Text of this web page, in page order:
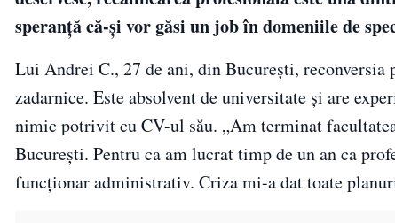
speranţă că-şi vor găsi un job în domeniile de
Lui Andrei C., 27 de ani, din Bucureşti, reconversia
zadarnice. Este absolvent de universitate şi are
nimic potrivit cu CV-ul său. „Am terminat
Bucureşti. Pentru ca am lucrat timp de un an ca
funcţionar administrativ. Criza mi-a dat toate